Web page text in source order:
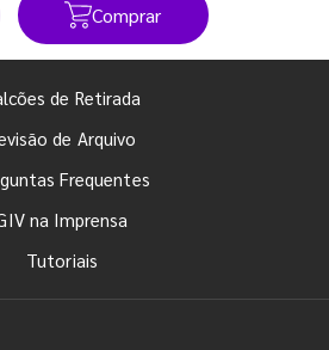
Comprar
de Retirada
de Arquivo
Frequentes
na Imprensa
Tutoriais